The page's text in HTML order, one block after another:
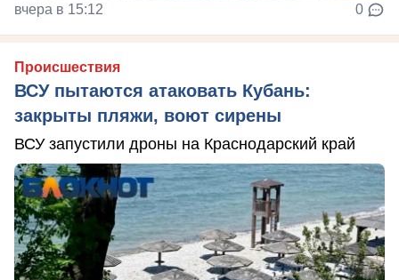
вчера в 15:12 0
Происшествия
ВСУ пытаются атаковать Кубань:
закрыты пляжи, воют сирены
ВСУ запустили дроны на Краснодарский край